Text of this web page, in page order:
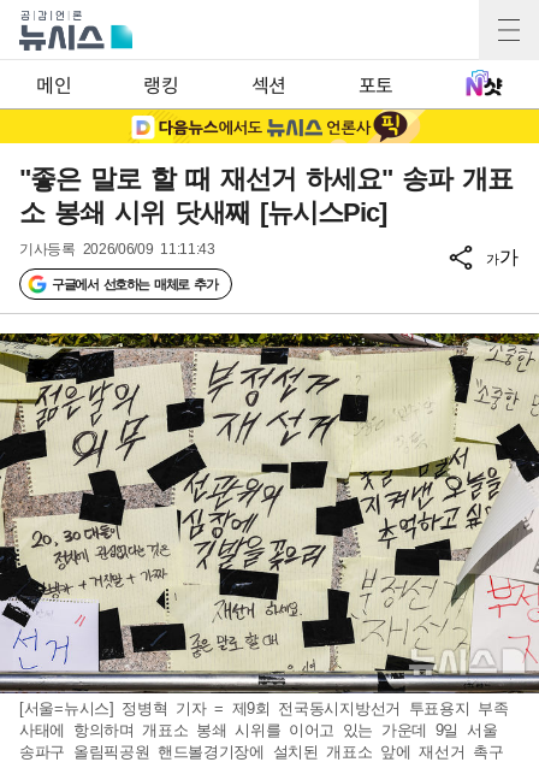
메인 랭킹 섹션 포토
"좋은 말로 할 때 재선거 하세요" 송파 개표
소 봉쇄 시위 닷새째 [뉴시스Pic]
기사등록 2026/06/09 11:11:43
구글에서 선호하는 매체로 추가
가가
[서울=뉴시스] 정병혁 기자 = 제9회 전국동시지방선거 투표용지 부족
사태에 항의하며 개표소 봉쇄 시위를 이어고 있는 가운데 9일 서울
송파구 올림픽공원 핸드볼경기장에 설치된 개표소 앞에 재선거 촉구